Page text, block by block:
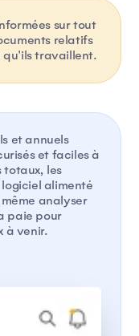
sur tout
relatifs
qu'ils travaillent.
et annuels
et faciles à
totaux, les
alimenté
analyser
paie pour
à venir.